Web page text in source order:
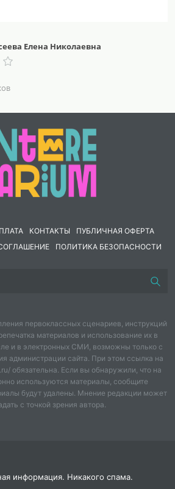
к родному краю, к природе.
Сегодня у нас будет не очень
и веселое занятие!
лето. Наступила….? (ответы
осень золотая!
пролетая.
позвала!
народные приметы осени,
с давних пор. Кто знает-
детей)
Елена Николаевна
КОНТАКТЫ
ПУБЛИЧНАЯ ОФЕРТА
ПОЛИТИКА БЕЗОПАСНОСТИ
первоклассных сценариев, инструкций
материалов и использование их в
и в электронных СМИ, возможны только с
администрации сайта. При этом ссылка на
обязательна. Если вы обнаружили, что на
используются материалы, сообщите
будут удалены. Мнение редакции может
с точкой зрения автора.
информация. Никакого спама.